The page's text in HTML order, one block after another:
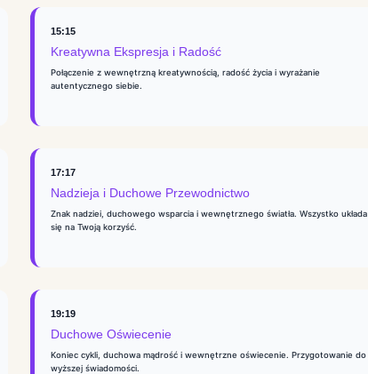
15:15
Kreatywna Ekspresja i Radość
Połączenie z wewnętrzną kreatywnością, radość życia i wyrażanie
autentycznego siebie.
17:17
Nadzieja i Duchowe Przewodnictwo
Znak nadziei, duchowego wsparcia i wewnętrznego światła. Wszystko układa
się na Twoją korzyść.
19:19
Duchowe Oświecenie
Koniec cykli, duchowa mądrość i wewnętrzne oświecenie. Przygotowanie do
wyższej świadomości.